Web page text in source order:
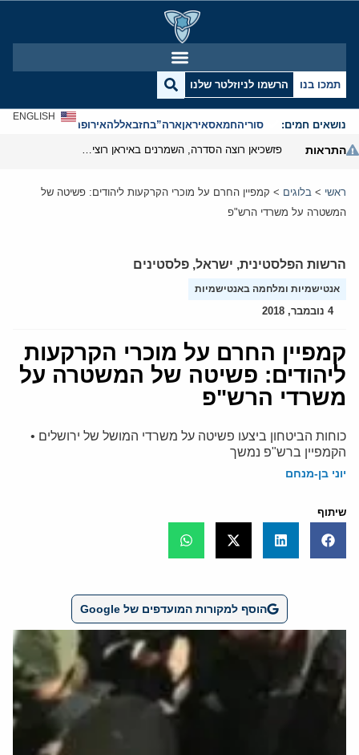
תמכו בנו הרשמו לניוזלטר שלנו
נושאים חמים: סוריהחמאסאיראןארה”בחזבאללהאירופהאנטישמיות
ENGLISH
התראות
ראשי > בלוגים > קמפיין החרם על מוכרי הקרקעות ליהודים: פשיטה של
המשטרה על משרדי הרש"פ
הרשות הפלסטינית, ישראל, פלסטינים
אנטישמיות ומלחמה באנטישמיות
4 נובמבר, 2018
קמפיין החרם על מוכרי הקרקעות
ליהודים: פשיטה של המשטרה על
משרדי הרש"פ
כוחות הביטחון ביצעו פשיטה על משרדי המושל של ירושלים •
הקמפיין ברש"פ נמשך
יוני בן-מנחם
שיתוף
הוסף למקורות המועדפים של Google